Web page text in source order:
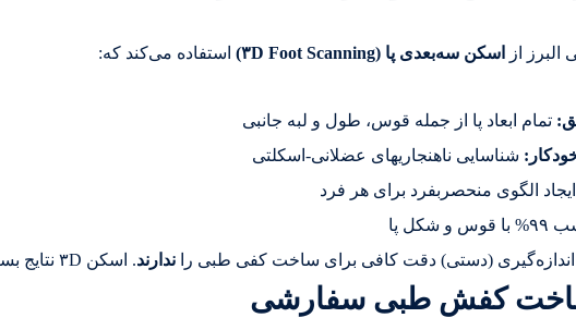
البرز از اسکن سه‌بعدی پا (۳D Foot Scanning) استفاده می‌کند که:
تمام ابعاد پا از جمله قوس، طول و لبه جانبی
شناسایی ناهنجاریهای عضلانی-اسکلتی
ایجاد الگوی منحصربفرد برای هر فرد
و شکل پا
اندازه‌گیری (دستی) دقت کافی برای ساخت کفی طبی را ندارند. اسکن ۳D نتایج بسیار بهتری می‌دهد.
کفش طبی سفارشی